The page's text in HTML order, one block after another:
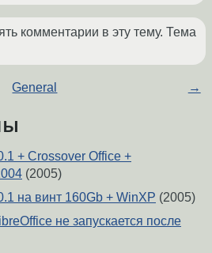
комментарии в эту тему. Тема
General →
+ Crossover Office +
(2005)
на винт 160Gb + WinXP (2005)
не запускается после